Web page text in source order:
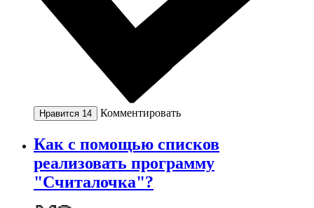
Нравится 14 Комментировать
Как с помощью списков
реализовать программу
"Считалочка"?